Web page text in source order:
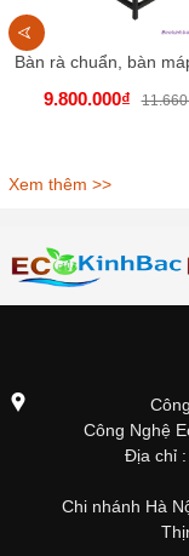
9.800.000₫
Xem thêm >>
Công Nghệ
Địa chỉ
Chi nhánh Hà